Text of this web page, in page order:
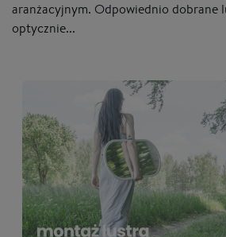
aranżacyjnym. Odpowiednio dobrane
optycznie...